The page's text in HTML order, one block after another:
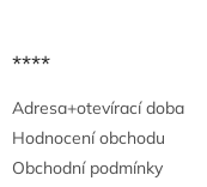
****
Adresa+otevírací doba
Hodnocení obchodu
Obchodní podmínky